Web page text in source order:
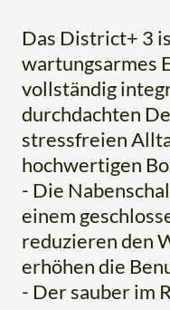
Das District+ 3
wartungsarmes
vollständig
durchdachten
stressfreien
hochwertigen
- Die
einem
reduzieren den
erhöhen die
- Der sauber im